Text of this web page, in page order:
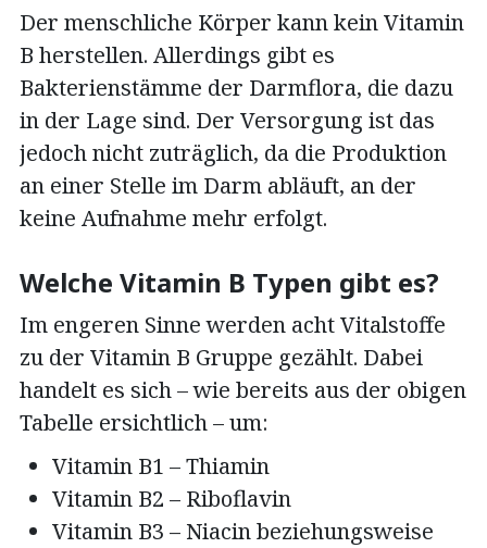
Der menschliche Körper kann kein Vitamin
B herstellen. Allerdings gibt es
Bakterienstämme der Darmflora, die dazu
in der Lage sind. Der Versorgung ist das
jedoch nicht zuträglich, da die Produktion
an einer Stelle im Darm abläuft, an der
keine Aufnahme mehr erfolgt.
Welche Vitamin B Typen gibt es?
Im engeren Sinne werden acht Vitalstoffe
zu der Vitamin B Gruppe gezählt. Dabei
handelt es sich – wie bereits aus der obigen
Tabelle ersichtlich – um:
Vitamin B1 – Thiamin
Vitamin B2 – Riboflavin
Vitamin B3 – Niacin beziehungsweise